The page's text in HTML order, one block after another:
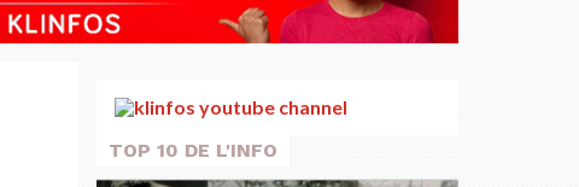
TOP 10 DE L'INFO